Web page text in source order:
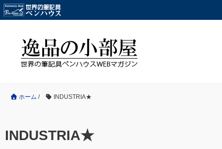
ホーム / INDUSTRIA★
INDUSTRIA★